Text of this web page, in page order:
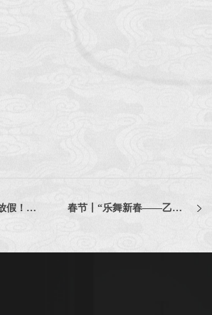
春节丨今年春节不放假！来成博，这样过年才有味儿！ 春节丨“乐舞新春——乙巳新春雅集”活动如约而至，速来！